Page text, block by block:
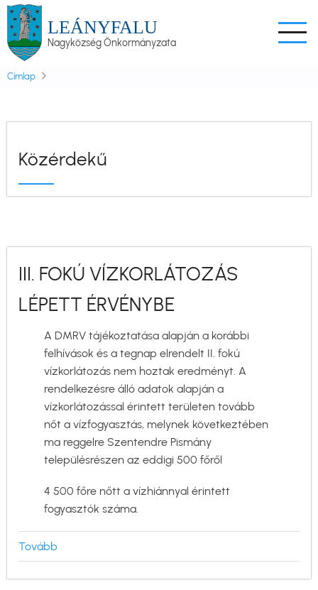
Ugrás
tartalomra
LEÁNYFALU
Nagyközség Önkormányzata
Címlap
Közérdekű
III. FOKÚ VÍZKORLÁTOZÁS
LÉPETT ÉRVÉNYBE
A DMRV tájékoztatása alapján a korábbi
felhívások és a tegnap elrendelt II. fokú
vízkorlátozás nem hoztak eredményt. A
rendelkezésre álló adatok alapján a
vízkorlátozással érintett területen tovább
nőt a vízfogyasztás, melynek következtében
ma reggelre Szentendre Pismány
településrészen az eddigi 500 főről
4 500 főre nőtt a vízhiánnyal érintett
fogyasztók száma.
Tovább
FOKÚ
VÍZKORLÁTOZÁS